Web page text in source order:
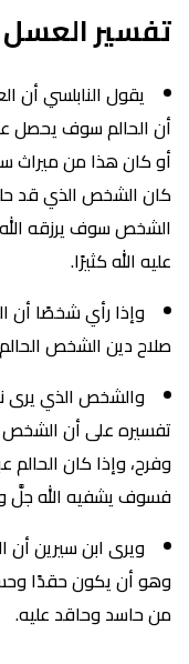
تفسير العسل
يقول النابلسي أن
أن الحالم سوف يحصل
أو كان هذا من ميراث
كان الشخص الذي قد
الشخص سوف يرزقه
عليه الله كثيرًا.
وإذا رأي شخصًا أن
صلاح دين الشخص
والشخص الذي
تفسيره على أن
وفرح، وإذا كان
فسوف يشفيه الله جلَّ
ويرى ابن سيرين
وهو أن يكون حقدًا
من حاسد وحاقد عليه.